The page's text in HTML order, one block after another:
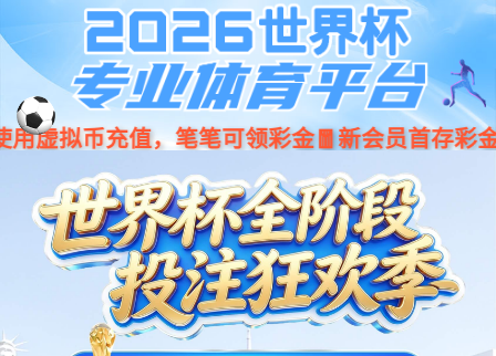
诸侯快讯手机版_诸侯快讯网址大全
诸侯快讯 西大概览 机构设置
师资队伍
位置： 诸侯快讯>
师资总览